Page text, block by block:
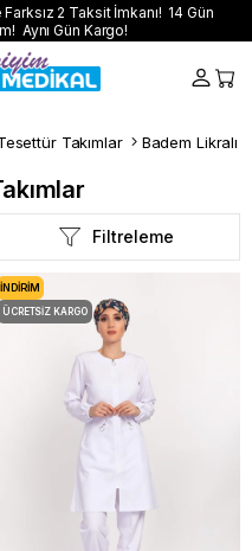
2 Taksit İmkanı! 14 Gün
Aynı Gün Kargo!
Takımlar Badem Likralı
Filtreleme
İNDIRIM
ÜCRETSIZ KARGO